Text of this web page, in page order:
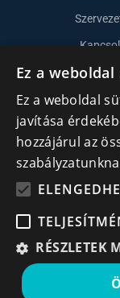
Lépj
+40 740
Iratkozz
Ez a
Ez a weboldal
javítása
hozzájárul az
RÉSZLETEK